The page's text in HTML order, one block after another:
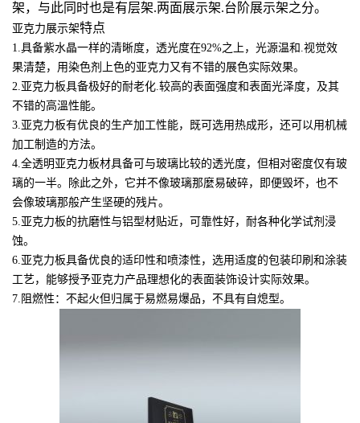
架， 与此同时也是有层架.两面展示架.台阶展示架之分。
亚克力展示架特点
1.具备紫水晶一样的清晰度，透光度在92%之上，光源温和.视觉效
果清楚，用染色剂上色的亚克力又有不错的展色实际效果。
2.亚克力板具备极好的耐老化.较高的表面强度和表面光泽度，及其
不错的高溫性能。
3.亚克力板有优良的生产加工性能，既可选用热成形，还可以用机械
加工制造的方法。
4.全透明亚克力板材具备可与玻璃比较的透光度，但相对密度仅有玻
璃的一半。除此之外，它并不像玻璃那麼易破碎，即便毁坏，也不
会像玻璃那般产生坚硬的残片。
5.亚克力板的抗磨性与铝型材贴近，可靠性好，耐各种化学试剂浸
蚀。
6.亚克力板具备优良的适印性和喷漆性，选用适度的包装印刷和涂装
工艺，能够授予亚克力产品理想化的表面装饰设计实际效果。
7.阻燃性：不起火但归属于易燃易爆品，不具有自熄型。